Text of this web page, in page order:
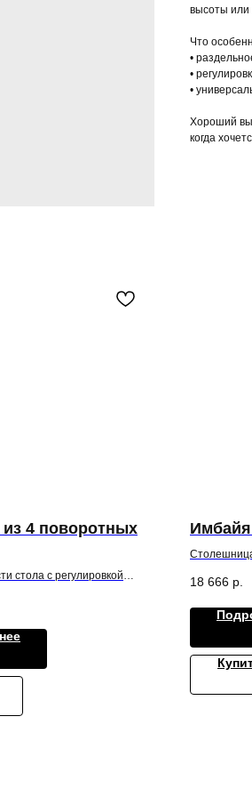
высоты или
Что
•
•
•
Хороший
когда
из 4 поворотных
стола с регулировкой
18 666 р.